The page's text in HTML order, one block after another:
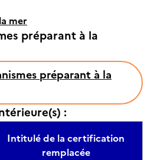
mer
préparant à la
préparant à la
:
Intitulé de la certification
remplacée